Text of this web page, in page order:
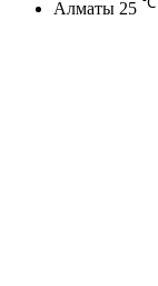
Алматы 25